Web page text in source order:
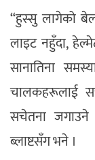
“हुस्सु लागेको
लाइट नहुँदा,
सानातिना
चालकहरूलाई
सचेतना जगाउने
ब्लाष्टसँग भने ।